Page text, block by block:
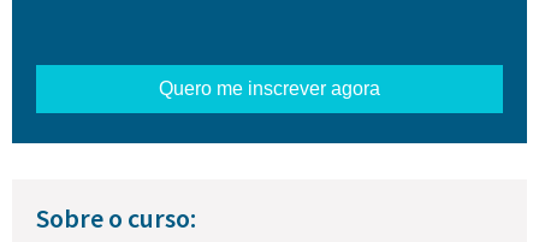
Quero me inscrever agora
Sobre o curso: